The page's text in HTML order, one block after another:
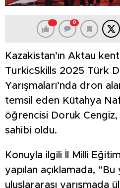
0
Kazakistan’ın Aktau
TurkicSkills 2025 Türk
Yarışmaları’nda dron
temsil eden Kütahya
öğrencisi Doruk Cengiz,
sahibi oldu.
Konuyla ilgili İl Milli
yapılan açıklamada,
uluslararası yarışmada